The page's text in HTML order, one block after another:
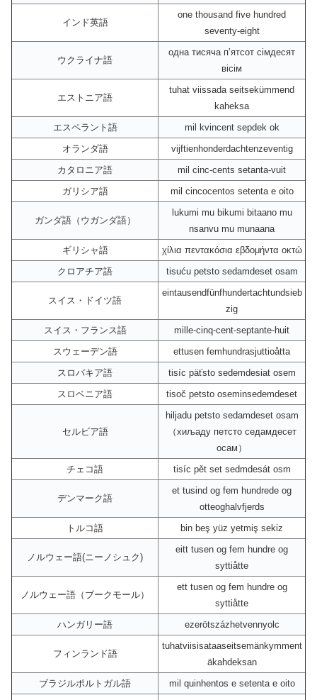
インド英語
one thousand five hundred
seventy-eight
ウクライナ語
одна тисяча пʼятсот сімдесят
вісім
エストニア語
tuhat viissada seitsekümmend
kaheksa
エスペラント語
mil kvincent sepdek ok
オランダ語
vijftienhonderdachtenzeventig
カタロニア語
mil cinc-cents setanta-vuit
ガリシア語
mil cincocentos setenta e oito
ガンダ語（ウガンダ語）
lukumi mu bikumi bitaano mu
nsanvu mu munaana
ギリシャ語
χίλια πεντακόσια εβδομήντα οκτώ
クロアチア語
tisuću petsto sedamdeset osam
スイス・ドイツ語
eintausendfünfhundertachtundsieb
zig
スイス・フランス語
mille-cinq-cent-septante-huit
スウェーデン語
ettusen femhundrasjuttioåtta
スロバキア語
tisíc päťsto sedemdesiat osem
スロベニア語
tisoč petsto oseminsedemdeset
セルビア語
hiljadu petsto sedamdeset osam
（хиљаду петсто седамдесет
осам）
チェコ語
tisíc pět set sedmdesát osm
デンマーク語
et tusind og fem hundrede og
otteoghalvfjerds
トルコ語
bin beş yüz yetmiş sekiz
ノルウェー語(ニーノシュク)
eitt tusen og fem hundre og
syttiåtte
ノルウェー語（ブークモール）
ett tusen og fem hundre og
syttiåtte
ハンガリー語
ezerötszázhetvennyolc
フィンランド語
tuhatviisisataaseitsemänkymment
äkahdeksan
ブラジルポルトガル語
mil quinhentos e setenta e oito